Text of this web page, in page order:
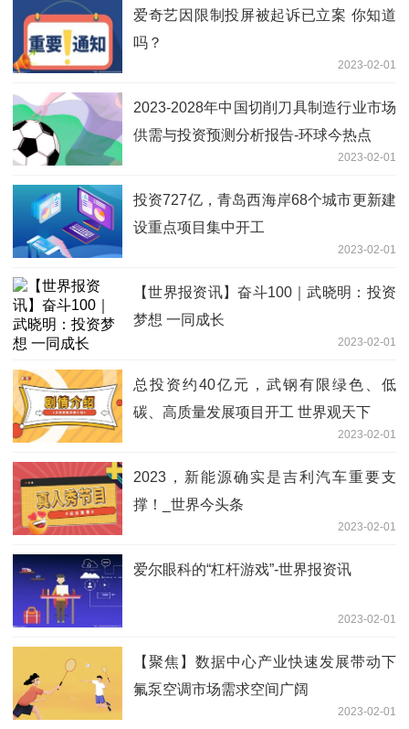
爱奇艺因限制投屏被起诉已立案 你知道
吗？
2023-02-01
2023-2028年中国切削刀具制造行业市场
供需与投资预测分析报告-环球今热点
2023-02-01
投资727亿，青岛西海岸68个城市更新建
设重点项目集中开工
2023-02-01
【世界报资讯】奋斗100｜武晓明：投资
梦想 一同成长
2023-02-01
总投资约40亿元，武钢有限绿色、低
碳、高质量发展项目开工 世界观天下
2023-02-01
2023，新能源确实是吉利汽车重要支
撑！_世界今头条
2023-02-01
爱尔眼科的“杠杆游戏”-世界报资讯
2023-02-01
【聚焦】数据中心产业快速发展带动下
氟泵空调市场需求空间广阔
2023-02-01